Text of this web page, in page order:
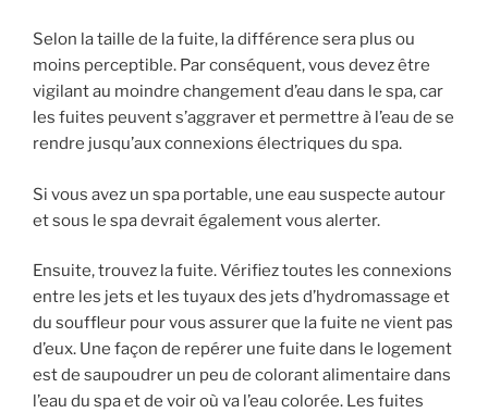
Selon la taille de la fuite, la différence sera plus ou
moins perceptible. Par conséquent, vous devez être
vigilant au moindre changement d’eau dans le spa, car
les fuites peuvent s’aggraver et permettre à l’eau de se
rendre jusqu’aux connexions électriques du spa.
Si vous avez un spa portable, une eau suspecte autour
et sous le spa devrait également vous alerter.
Ensuite, trouvez la fuite. Vérifiez toutes les connexions
entre les jets et les tuyaux des jets d’hydromassage et
du souffleur pour vous assurer que la fuite ne vient pas
d’eux. Une façon de repérer une fuite dans le logement
est de saupoudrer un peu de colorant alimentaire dans
l’eau du spa et de voir où va l’eau colorée. Les fuites